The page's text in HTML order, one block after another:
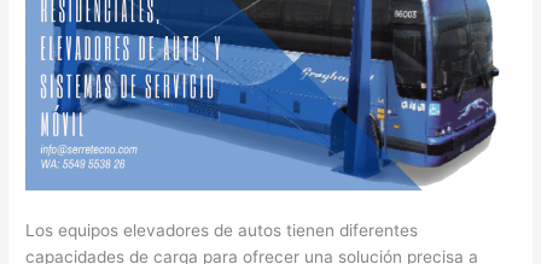
Los equipos elevadores de autos tienen diferentes
capacidades de carga para ofrecer una solución precisa a